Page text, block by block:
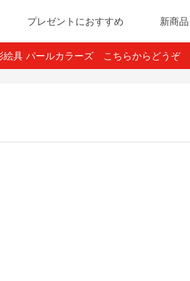
プレゼントにおすすめ 新商品
絵具 パールカラーズ こちらからどうぞ